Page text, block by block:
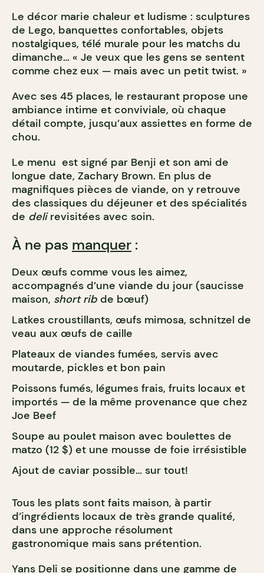
Le décor marie chaleur et ludisme : sculptures
de Lego, banquettes confortables, objets
nostalgiques, télé murale pour les matchs du
dimanche… « Je veux que les gens se sentent
comme chez eux — mais avec un petit twist. »
Avec ses 45 places, le restaurant propose une
ambiance intime et conviviale, où chaque
détail compte, jusqu’aux assiettes en forme de
chou.
Le menu est signé par Benji et son ami de
longue date, Zachary Brown. En plus de
magnifiques pièces de viande, on y retrouve
des classiques du déjeuner et des spécialités
de delirevisitées avec soin.
À ne pas manquer :
Deux œufs comme vous les aimez,
accompagnés d’une viande du jour (saucisse
maison, short rib de bœuf)
Latkes croustillants, œufs mimosa, schnitzel de
veau aux œufs de caille
Plateaux de viandes fumées, servis avec
moutarde, pickles et bon pain
Poissons fumés, légumes frais, fruits locaux et
importés — de la même provenance que chez
Joe Beef
Soupe au poulet maison avec boulettes de
matzo (12 $) et une mousse de foie irrésistible
Ajout de caviar possible… sur tout!
Tous les plats sont faits maison, à partir
d’ingrédients locaux de très grande qualité,
dans une approche résolument
gastronomique mais sans prétention.
Yans Deli se positionne dans une gamme de